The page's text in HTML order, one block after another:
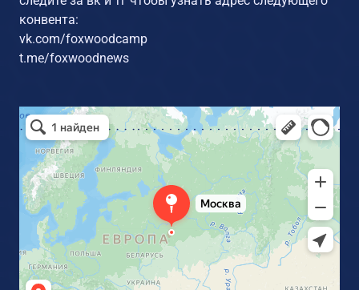
конвента:
vk.com/foxwoodcamp
t.me/foxwoodnews